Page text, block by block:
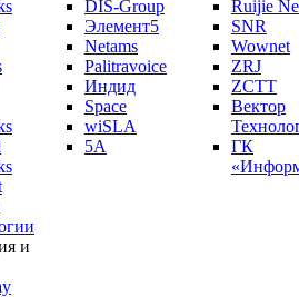
и
DIS-Group
Элемент5
Netams
Palitravoice
Индид
Space
wiSLA
5A
Ruijie
SNR
Wownet
ZRJ
ZCTT
Вектор
ГК